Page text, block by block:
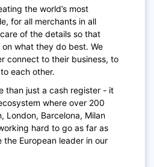
the world’s most
for all merchants in all
of the details so that
what they do best. We
connect to their business, to
each other.
than just a cash register - it
where over 200
London, Barcelona, Milan
hard to go as far as
the European leader in our